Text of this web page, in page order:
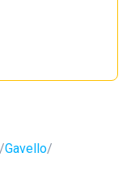
Gavello